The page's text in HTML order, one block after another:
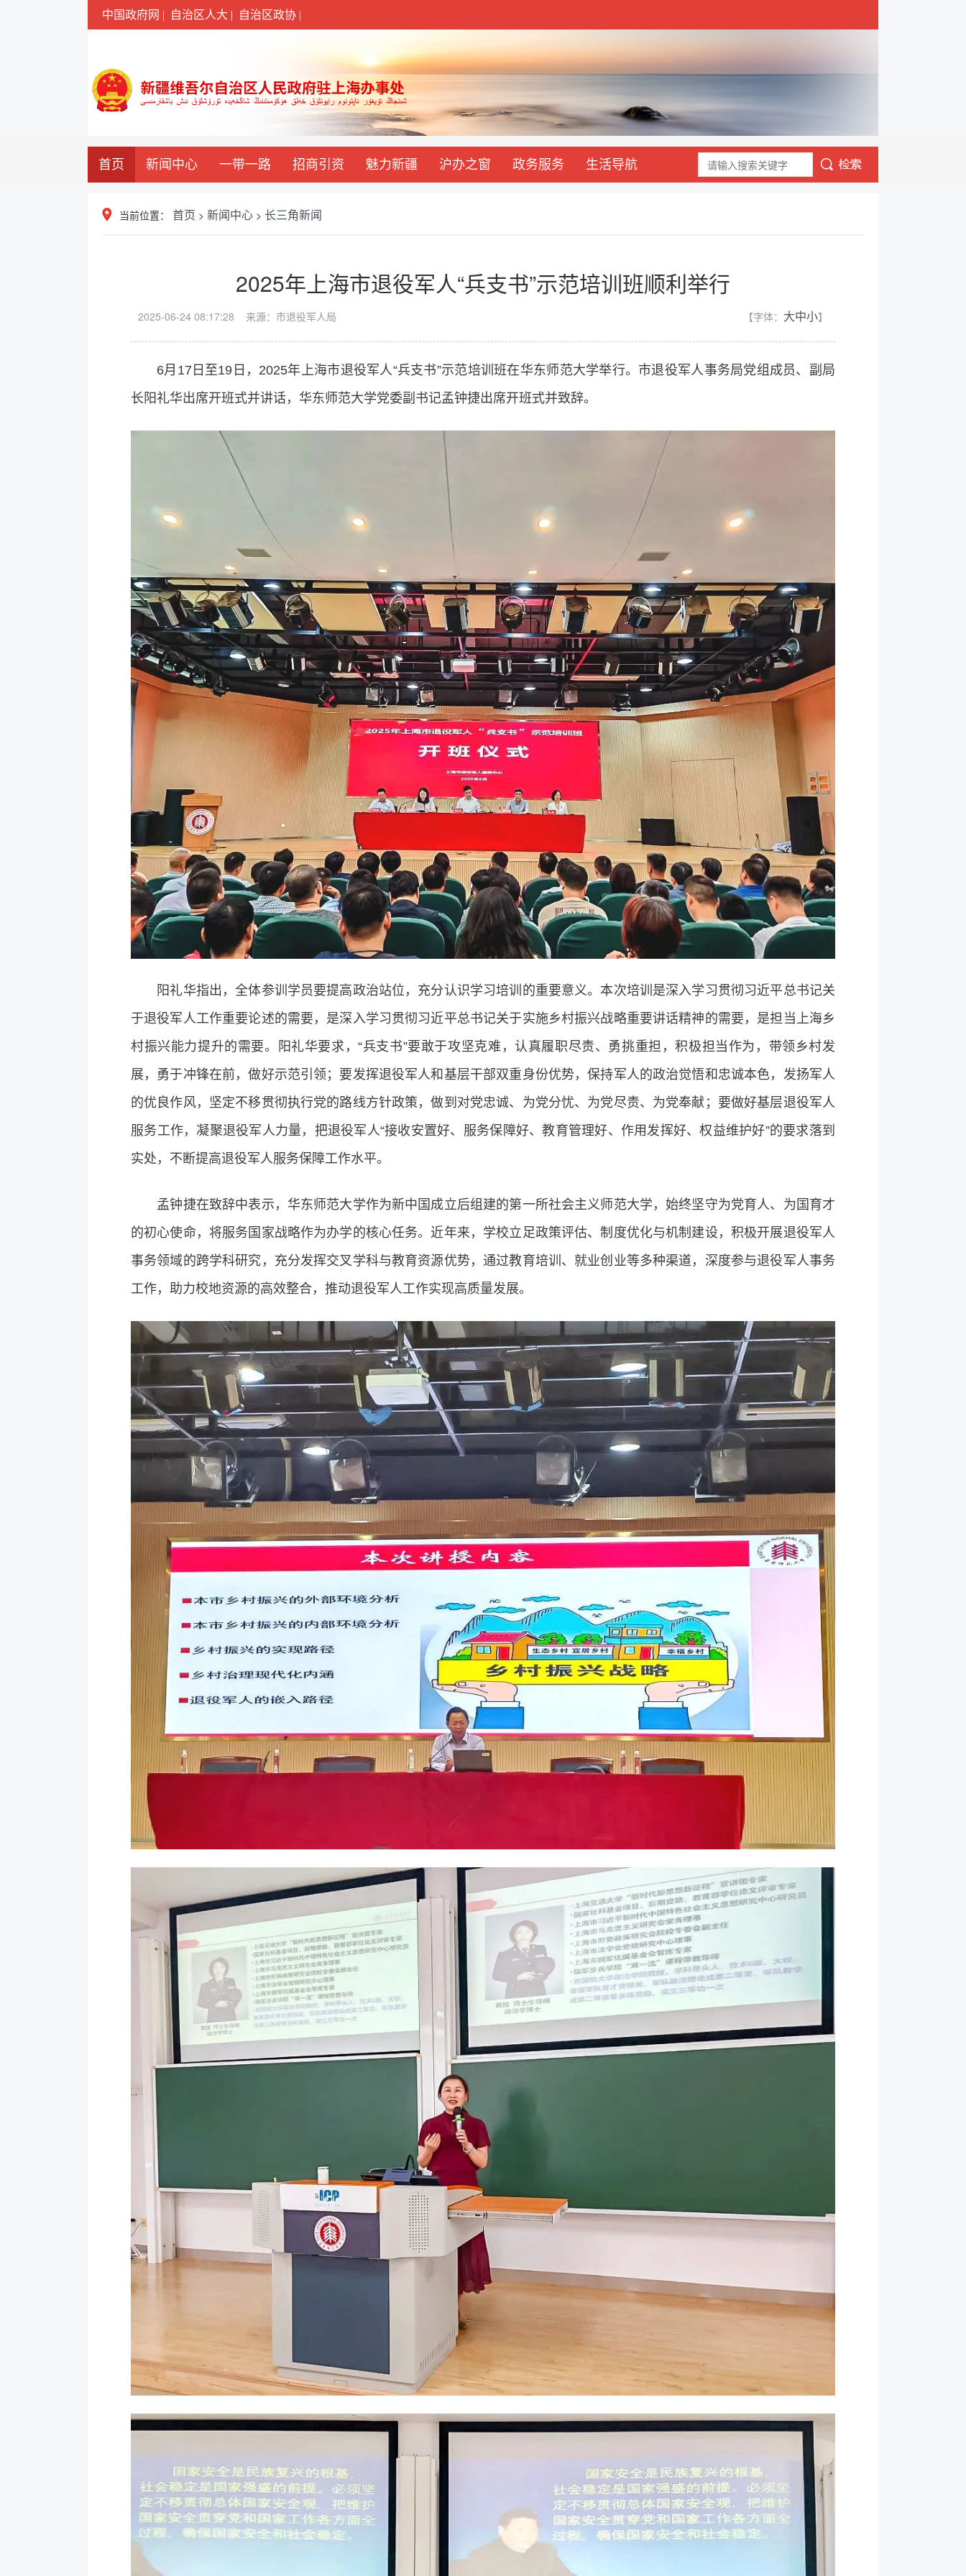
中国政府网 | 自治区人大 | 自治区政协 |
首页 新闻中心 一带一路 招商引资 魅力新疆 沪办之窗 政务服务 生活导航
当前位置： 首页 > 新闻中心 > 长三角新闻
2025年上海市退役军人“兵支书”示范培训班顺利举行
2025-06-24 08:17:28 来源：市退役军人局 【字体： 大中小】
6月17日至19日，2025年上海市退役军人“兵支书”示范培训班在华东师范大学举行。市退役军人事务局党组成员、副局
长阳礼华出席开班式并讲话，华东师范大学党委副书记孟钟捷出席开班式并致辞。
阳礼华指出，全体参训学员要提高政治站位，充分认识学习培训的重要意义。本次培训是深入学习贯彻习近平总书记关
于退役军人工作重要论述的需要，是深入学习贯彻习近平总书记关于实施乡村振兴战略重要讲话精神的需要，是担当上海乡
村振兴能力提升的需要。阳礼华要求，“兵支书”要敢于攻坚克难，认真履职尽责、勇挑重担，积极担当作为，带领乡村发
展，勇于冲锋在前，做好示范引领；要发挥退役军人和基层干部双重身份优势，保持军人的政治觉悟和忠诚本色，发扬军人
的优良作风，坚定不移贯彻执行党的路线方针政策，做到对党忠诚、为党分忧、为党尽责、为党奉献；要做好基层退役军人
服务工作，凝聚退役军人力量，把退役军人“接收安置好、服务保障好、教育管理好、作用发挥好、权益维护好”的要求落到
实处，不断提高退役军人服务保障工作水平。
孟钟捷在致辞中表示，华东师范大学作为新中国成立后组建的第一所社会主义师范大学，始终坚守为党育人、为国育才
的初心使命，将服务国家战略作为办学的核心任务。近年来，学校立足政策评估、制度优化与机制建设，积极开展退役军人
事务领域的跨学科研究，充分发挥交叉学科与教育资源优势，通过教育培训、就业创业等多种渠道，深度参与退役军人事务
工作，助力校地资源的高效整合，推动退役军人工作实现高质量发展。